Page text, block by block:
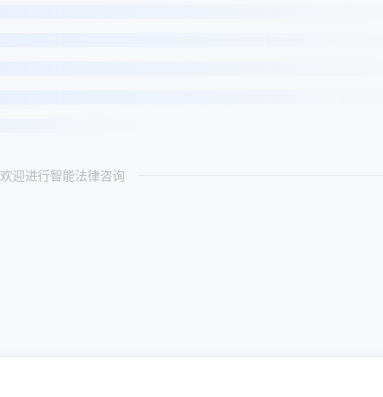
欢迎进行智能法律咨询